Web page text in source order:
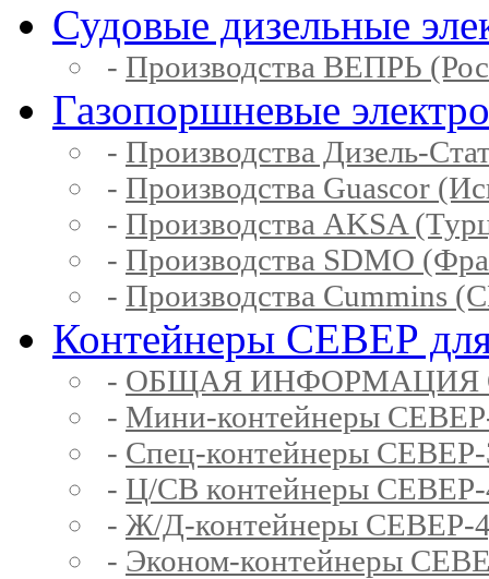
Судовые дизельные
- Производства ВЕПРЬ
Газопоршневые
- Производства Дизель-
- Производства Guascor
- Производства AKSA
- Производства SDMO
- Производства Cummins
Контейнеры СЕВЕР для
- ОБЩАЯ ИНФОРМАЦИЯ
- Мини-контейнеры
- Спец-контейнеры
- Ц/СВ контейнеры
- Ж/Д-контейнеры
- Эконом-контейнеры